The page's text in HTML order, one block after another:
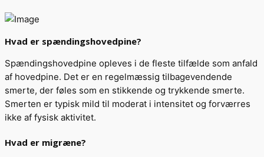
Hvad er spændingshovedpine?
Spændingshovedpine opleves i de fleste tilfælde som anfald
af hovedpine. Det er en regelmæssig tilbagevendende
smerte, der føles som en stikkende og trykkende smerte.
Smerten er typisk mild til moderat i intensitet og forværres
ikke af fysisk aktivitet.
Hvad er migræne?